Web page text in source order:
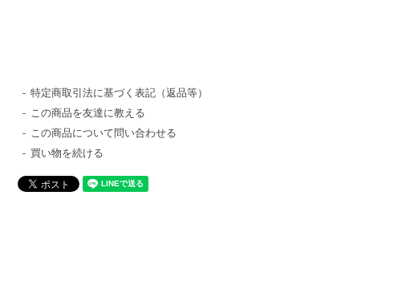
特定商取引法に基づく表記（返品等）
この商品を友達に教える
この商品について問い合わせる
買い物を続ける